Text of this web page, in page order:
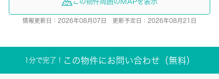
情報更新日：2026年08月07日 更新予定日：2026年08月21日
1分で完了！ この物件にお問い合わせ（無料）